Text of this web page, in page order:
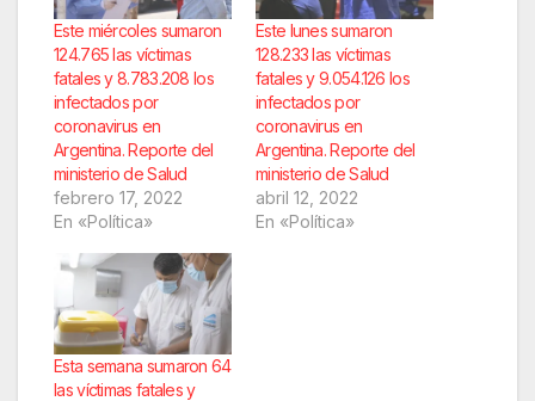
Este miércoles sumaron
124.765 las víctimas
fatales y 8.783.208 los
infectados por
coronavirus en
Argentina. Reporte del
ministerio de Salud
febrero 17, 2022
En «Política»
Este lunes sumaron
128.233 las víctimas
fatales y 9.054.126 los
infectados por
coronavirus en
Argentina. Reporte del
ministerio de Salud
abril 12, 2022
En «Política»
Esta semana sumaron 64
las víctimas fatales y